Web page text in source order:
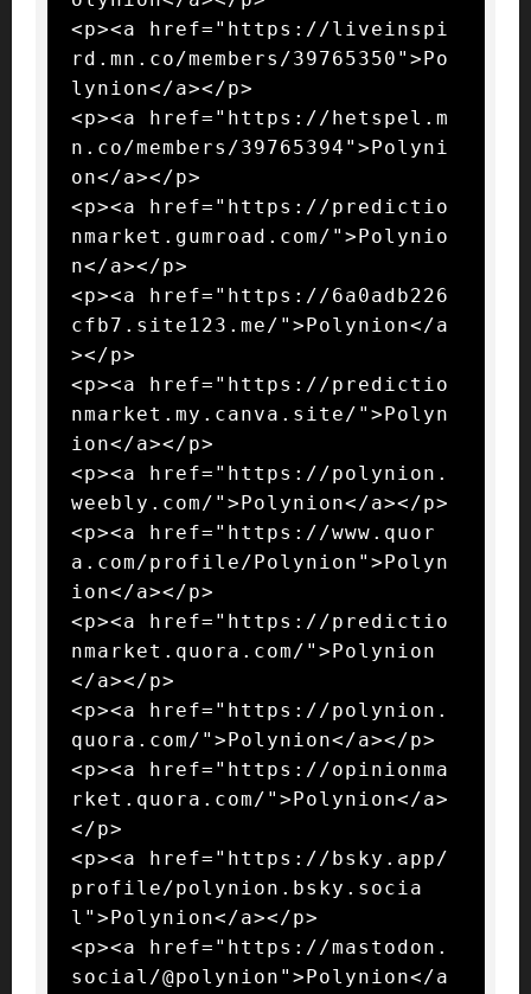
<p><a href="https://liveinspi
rd.mn.co/members/39765350">Po
lynion</a></p>
<p><a href="https://hetspel.m
n.co/members/39765394">Polyni
on</a></p>
<p><a href="https://predictio
nmarket.gumroad.com/">Polynio
n</a></p>
<p><a href="https://6a0adb226
cfb7.site123.me/">Polynion</a
></p>
<p><a href="https://predictio
nmarket.my.canva.site/">Polyn
ion</a></p>
<p><a href="https://polynion.
weebly.com/">Polynion</a></p>
<p><a href="https://www.quor
a.com/profile/Polynion">Polyn
ion</a></p>
<p><a href="https://predictio
nmarket.quora.com/">Polynion
</a></p>
<p><a href="https://polynion.
quora.com/">Polynion</a></p>
<p><a href="https://opinionma
rket.quora.com/">Polynion</a>
</p>
<p><a href="https://bsky.app/
profile/polynion.bsky.socia
l">Polynion</a></p>
<p><a href="https://mastodon.
social/@polynion">Polynion</a